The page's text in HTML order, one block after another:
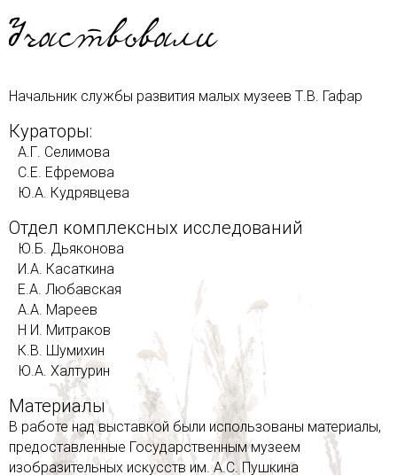
Участвовали
Начальник службы развития малых музеев Т.В. Гафар
Кураторы:
А.Г. Селимова
С.Е. Ефремова
Ю.А. Кудрявцева
Отдел комплексных исследований
Ю.Б. Дьяконова
И.А. Касаткина
Е.А. Любавская
А.А. Мареев
Н И. Митраков
К.В. Шумихин
Ю.А. Халтурин
Материалы
В работе над выставкой были использованы материалы,
предоставленные Государственным музеем
изобразительных искусств им. А.С. Пушкина